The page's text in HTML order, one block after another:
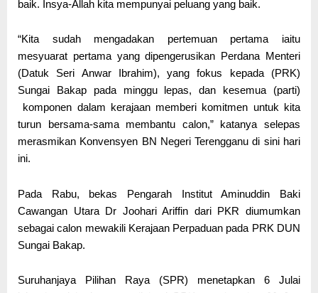
baik. Insya-Allah kita mempunyai peluang yang baik.
“Kita sudah mengadakan pertemuan pertama iaitu
mesyuarat pertama yang dipengerusikan Perdana Menteri
(Datuk Seri Anwar Ibrahim), yang fokus kepada (PRK)
Sungai Bakap pada minggu lepas, dan kesemua (parti)
komponen dalam kerajaan memberi komitmen untuk kita
turun bersama-sama membantu calon,” katanya selepas
merasmikan Konvensyen BN Negeri Terengganu di sini hari
ini.
Pada Rabu, bekas Pengarah Institut Aminuddin Baki
Cawangan Utara Dr Joohari Ariffin dari PKR diumumkan
sebagai calon mewakili Kerajaan Perpaduan pada PRK DUN
Sungai Bakap.
Suruhanjaya Pilihan Raya (SPR) menetapkan 6 Julai